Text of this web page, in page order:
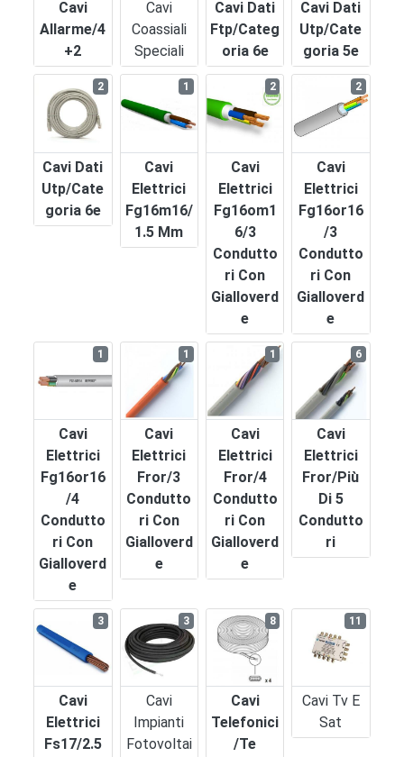
Cavi
Allarme/4
+2
Cavi
Coassiali
Speciali
Cavi Dati
Ftp/categ
Oria 6e
Cavi Dati
Utp/cate
Goria 5e
Cavi Dati
Utp/cate
Goria 6e
2
Cavi
Elettrici
Fg16m16/
1.5 Mm
1
Cavi
Elettrici
Fg16om1
6/3
Condutto
Ri Con
Gialloverd
E
2
Cavi
Elettrici
Fg16or16
/3
Condutto
Ri Con
Gialloverd
E
2
Cavi
Elettrici
Fg16or16
/4
Condutto
Ri Con
Gialloverd
E
1
Cavi
Elettrici
Fror/3
Condutto
Ri Con
Gialloverd
E
1
Cavi
Elettrici
Fror/4
Condutto
Ri Con
Gialloverd
E
1
Cavi
Elettrici
Fror/più
Di 5
Condutto
Ri
6
Cavi
Elettrici
Fs17/2.5
3
Cavi
Impianti
Fotovoltai
3
Cavi
Telefonici
/te
8
Cavi Tv E
Sat
11